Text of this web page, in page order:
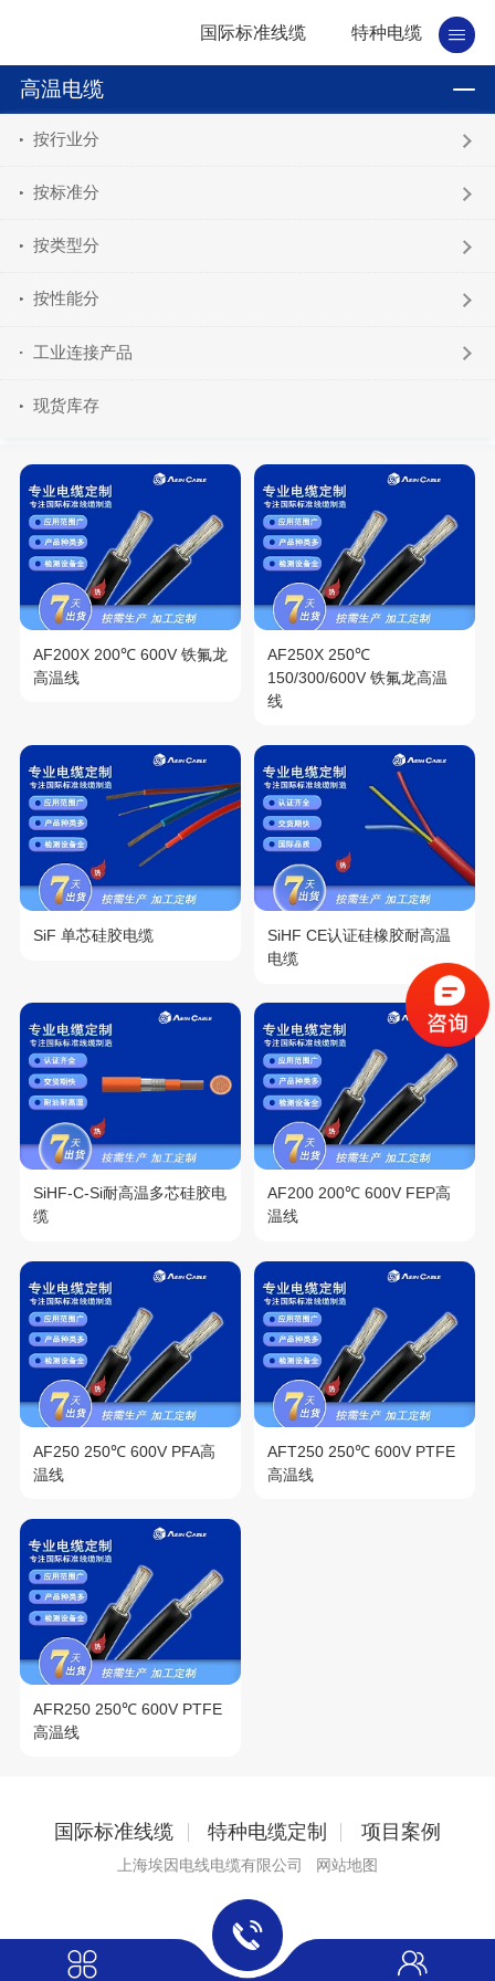
国际标准线缆 特种电缆
高温电缆
按行业分
按标准分
按类型分
按性能分
工业连接产品
现货库存
AF200X 200℃ 600V 铁氟龙
高温线
AF250X 250℃
150/300/600V 铁氟龙高温
线
SiF 单芯硅胶电缆
SiHF CE认证硅橡胶耐高温
电缆
SiHF-C-Si耐高温多芯硅胶电
缆
AF200 200℃ 600V FEP高
温线
AF250 250℃ 600V PFA高
温线
AFT250 250℃ 600V PTFE
高温线
AFR250 250℃ 600V PTFE
高温线
国际标准线缆 特种电缆定制 项目案例
上海埃因电线电缆有限公司 网站地图